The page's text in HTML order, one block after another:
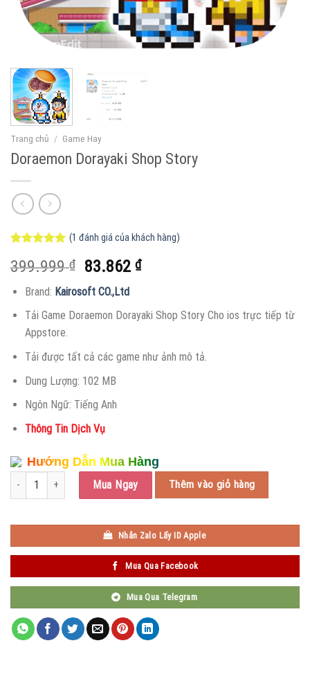
Trang chủ / Game Hay
Doraemon Dorayaki Shop Story
dựa trên
(1 đánh giá của khách hàng)
399.999₫
Giá
gốc
là:
399.999 ₫.
83.862₫Giá
là:
Brand: Kairosoft CO.,Ltd
Tải Game Doraemon Dorayaki Shop Story Cho ios trực tiếp từ
Appstore.
Tải được tất cả các game như ảnh mô tả.
Dung Lượng: 102 MB
Ngôn Ngữ: Tiếng Anh
Thông Tin Dịch Vụ
Hướng Dẫn Mua Hàng
Doraemon Dorayaki Shop Story số lượng
Mua Ngay Thêm vào giỏ hàng
Nhắn Zalo Lấy ID Apple
Mua Qua Facebook
Mua Qua Telegram